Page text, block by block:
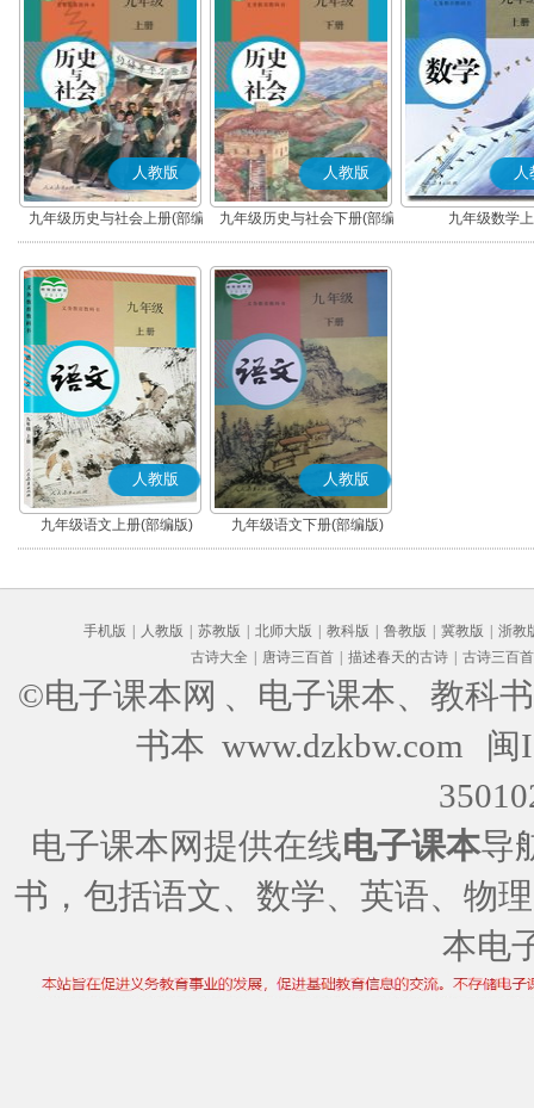
人教版
九年级历史与社会上册(部编
版)
人教版
九年级历史与社会下册(部编
版)
人
九年级数学
人教版
九年级语文上册(部编版)
人教版
九年级语文下册(部编版)
手机版 人教版 苏教版 北师大版 教科版 鲁教版 冀教版
浙教
古诗大全
唐诗三百首 描述春天的古诗 古诗三百首
©电子课本网 、电子课本、教科
书本 www.dzkbw.com
闽
电子课本网提供在线电子课本导
书，包括语文、数学、英语、物
本电